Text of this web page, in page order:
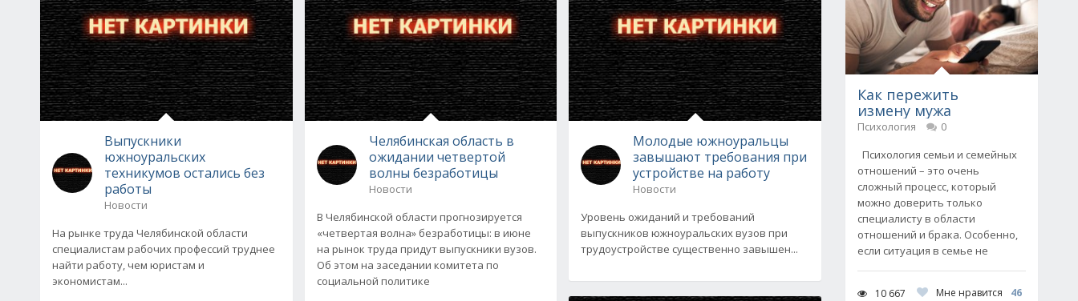
Выпускники
южноуральских
техникумов остались без
работы
Новости
На рынке труда Челябинской области
специалистам рабочих профессий труднее
найти работу, чем юристам и
экономистам...
Челябинская область в
ожидании четвертой
волны безработицы
Новости
В Челябинской области прогнозируется
«четвертая волна» безработицы: в июне
на рынок труда придут выпускники вузов.
Об этом на заседании комитета по
социальной политике
Молодые южноуральцы
завышают требования при
устройстве на работу
Новости
Уровень ожиданий и требований
выпускников южноуральских вузов при
трудоустройстве существенно завышен...
Как пережить
измену мужа
Психология
0
Психология семьи и семейных
отношений – это очень
сложный процесс, который
можно доверить только
специалисту в области
отношений и брака. Особенно,
если ситуация в семье не
10 667 Мне нравится
46